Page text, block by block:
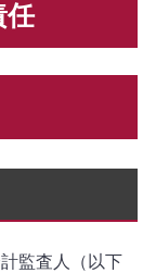
任
監査人（以下